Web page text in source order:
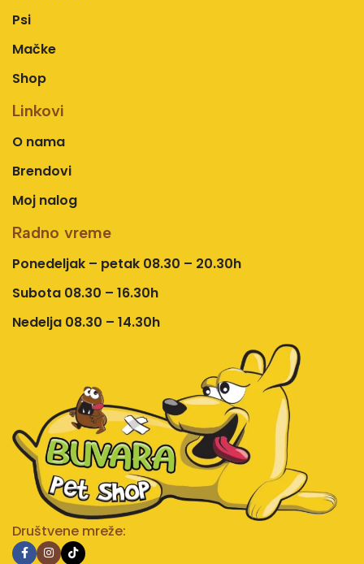
Psi
Mačke
Shop
Linkovi
O nama
Brendovi
Moj nalog
Radno vreme
Ponedeljak – petak 08.30 – 20.30h
Subota 08.30 – 16.30h
Nedelja 08.30 – 14.30h
Društvene mreže: